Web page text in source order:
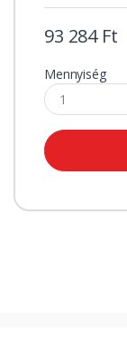
93 284 Ft
Mennyiség